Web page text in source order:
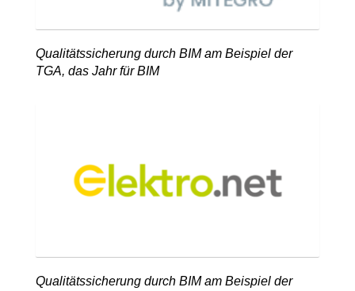
Qualitätssicherung durch BIM am Beispiel der
TGA, das Jahr für BIM
Qualitätssicherung durch BIM am Beispiel der